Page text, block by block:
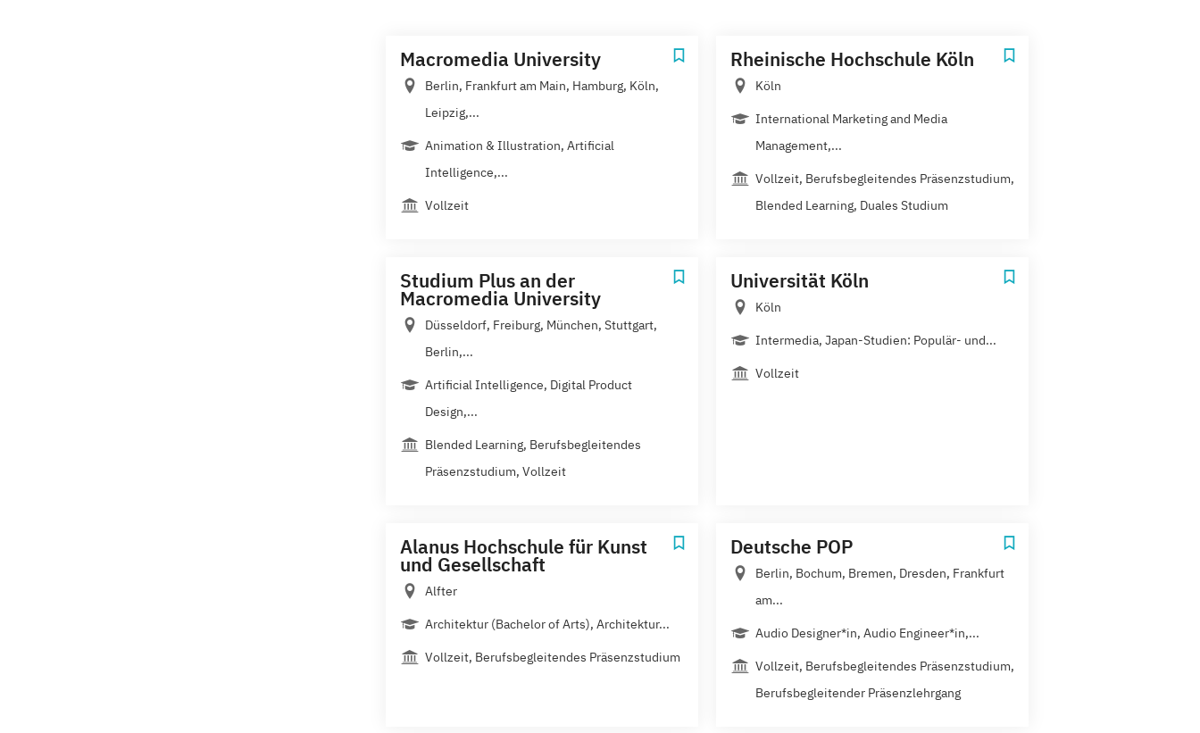
Macromedia University
Berlin, Frankfurt am Main, Hamburg, Köln,
Leipzig,...
Animation & Illustration, Artificial
Intelligence,...
Vollzeit
Rheinische Hochschule Köln
Köln
International Marketing and Media
Management,...
Vollzeit, Berufsbegleitendes Präsenzstudium,
Blended Learning, Duales Studium
Studium Plus an der
Macromedia University
Düsseldorf, Freiburg, München, Stuttgart,
Berlin,...
Artificial Intelligence, Digital Product
Design,...
Blended Learning, Berufsbegleitendes
Präsenzstudium, Vollzeit
Universität Köln
Köln
Intermedia, Japan-Studien: Populär- und...
Vollzeit
Alanus Hochschule für Kunst
und Gesellschaft
Alfter
Architektur (Bachelor of Arts), Architektur...
Vollzeit, Berufsbegleitendes Präsenzstudium
Deutsche POP
Berlin, Bochum, Bremen, Dresden, Frankfurt
am...
Audio Designer*in, Audio Engineer*in,...
Vollzeit, Berufsbegleitendes Präsenzstudium,
Berufsbegleitender Präsenzlehrgang